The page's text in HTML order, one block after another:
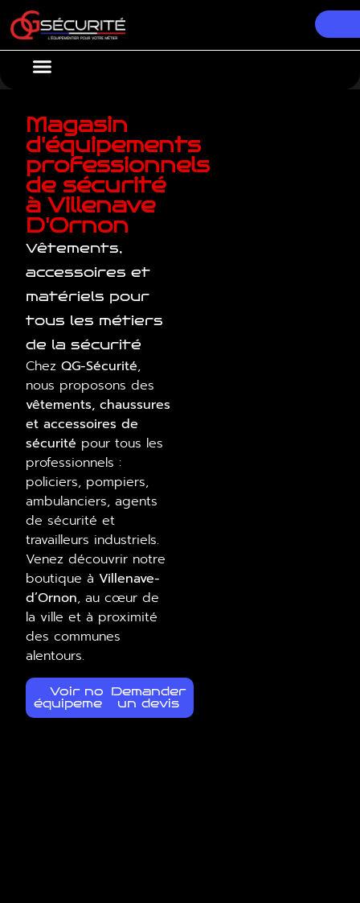
Magasin
d'équipements
professionnels
de sécurité
à Villenave
D'Ornon
Vêtements,
accessoires et
matériels pour
tous les métiers
de la sécurité
ChezQG-Sécurité,
nous proposons des
vêtements, chaussures
et accessoires de
sécurité pour tous les
professionnels :
policiers, pompiers,
ambulanciers, agents
de sécurité et
travailleurs industriels.
Venez découvrir notre
boutique àVillenave-
d’Ornon, au cœur de
la ville et à proximité
des communes
alentours.
Voir nos
équipements
Demander
un devis